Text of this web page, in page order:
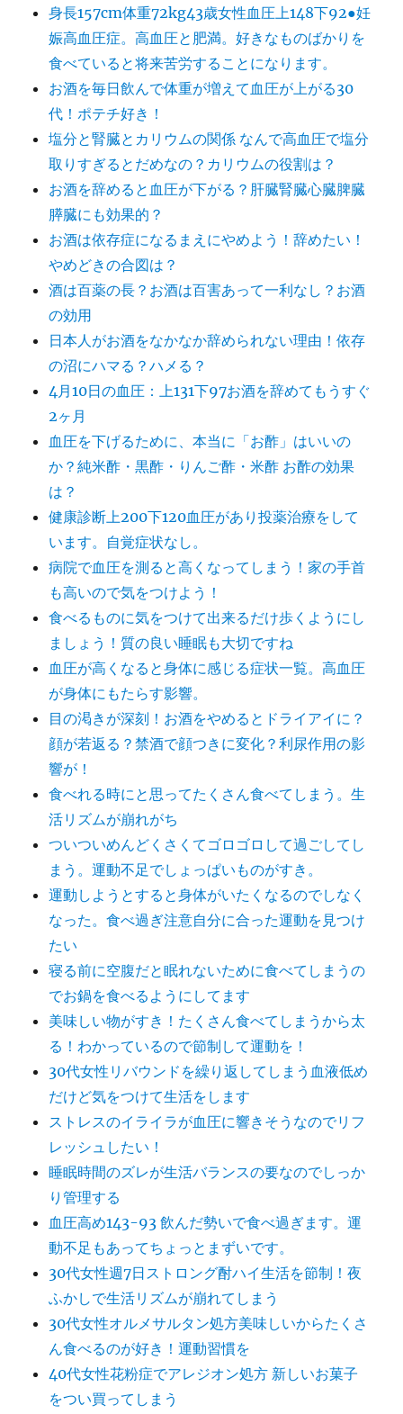
身長157cm体重72kg43歳女性血圧上148下92●妊
娠高血圧症。高血圧と肥満。好きなものばかりを
食べていると将来苦労することになります。
お酒を毎日飲んで体重が増えて血圧が上がる30
代！ポテチ好き！
塩分と腎臓とカリウムの関係 なんで高血圧で塩分
取りすぎるとだめなの？カリウムの役割は？
お酒を辞めると血圧が下がる？肝臓腎臓心臓脾臓
膵臓にも効果的？
お酒は依存症になるまえにやめよう！辞めたい！
やめどきの合図は？
酒は百薬の長？お酒は百害あって一利なし？お酒
の効用
日本人がお酒をなかなか辞められない理由！依存
の沼にハマる？ハメる？
4月10日の血圧：上131下97お酒を辞めてもうすぐ
2ヶ月
血圧を下げるために、本当に「お酢」はいいの
か？純米酢・黒酢・りんご酢・米酢 お酢の効果
は？
健康診断上200下120血圧があり投薬治療をして
います。自覚症状なし。
病院で血圧を測ると高くなってしまう！家の手首
も高いので気をつけよう！
食べるものに気をつけて出来るだけ歩くようにし
ましょう！質の良い睡眠も大切ですね
血圧が高くなると身体に感じる症状一覧。高血圧
が身体にもたらす影響。
目の渇きが深刻！お酒をやめるとドライアイに？
顔が若返る？禁酒で顔つきに変化？利尿作用の影
響が！
食べれる時にと思ってたくさん食べてしまう。生
活リズムが崩れがち
ついついめんどくさくてゴロゴロして過ごしてし
まう。運動不足でしょっぱいものがすき。
運動しようとすると身体がいたくなるのでしなく
なった。食べ過ぎ注意自分に合った運動を見つけ
たい
寝る前に空腹だと眠れないために食べてしまうの
でお鍋を食べるようにしてます
美味しい物がすき！たくさん食べてしまうから太
る！わかっているので節制して運動を！
30代女性リバウンドを繰り返してしまう血液低め
だけど気をつけて生活をします
ストレスのイライラが血圧に響きそうなのでリフ
レッシュしたい！
睡眠時間のズレが生活バランスの要なのでしっか
り管理する
血圧高め143-93 飲んだ勢いで食べ過ぎます。運
動不足もあってちょっとまずいです。
30代女性週7日ストロング酎ハイ生活を節制！夜
ふかしで生活リズムが崩れてしまう
30代女性オルメサルタン処方美味しいからたくさ
ん食べるのが好き！運動習慣を
40代女性花粉症でアレジオン処方 新しいお菓子
をつい買ってしまう